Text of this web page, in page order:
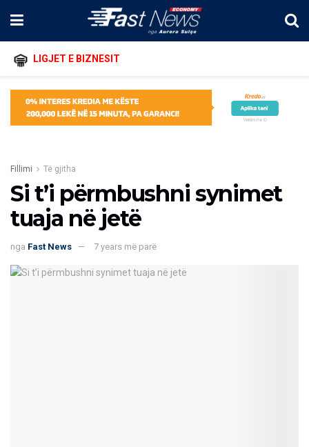
LIGJET E BIZNESIT
Fillimi Të gjitha
Si t’i përmbushni synimet
tuaja në jetë
nga Fast News 7 years më parë